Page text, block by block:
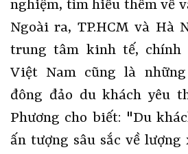
nghiệm, tìm hiểu thêm về
Ngoài ra, TP.HCM và Hà
trung tâm kinh tế,
Việt Nam cũng là
đông đảo du khách yêu
Phương cho biết: "Du
ấn tượng sâu sắc về lượng